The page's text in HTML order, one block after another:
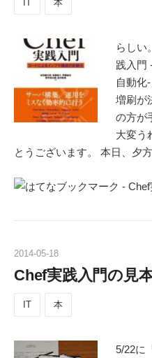
本
らしい
践入門
自動化
増刷が
の方が
大変う
とうございます。 本日、夕
2014-05-18
Chef実践入門の見
IT 本
5/22に